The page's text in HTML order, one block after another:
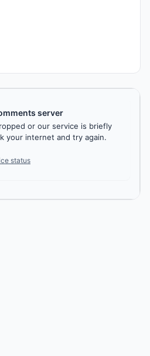
server
or our service is briefly
your internet and try again.
status